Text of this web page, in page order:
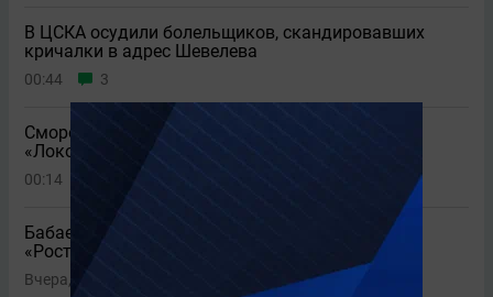
В ЦСКА осудили болельщиков, скандировавших
кричалки в адрес Шевелева
00:44 3
Смородская одним словом описала игру
«Локомотива» на старте сезона
00:14
Бабаев высказался о нулевой ничьей ЦСКА с
«Ростовом»
Вчера, 23:50